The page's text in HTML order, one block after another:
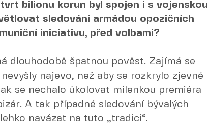
bilionu korun byl spojen i s vojenskou
sledování armádou opozičních
iniciativu, před volbami?
dlouhodobě špatnou pověst. Zajímá se
najevo, než aby se rozkrylo zjevné
se nechalo úkolovat milenkou premiéra
A tak případné sledování bývalých
navázat na tuto „tradici“.